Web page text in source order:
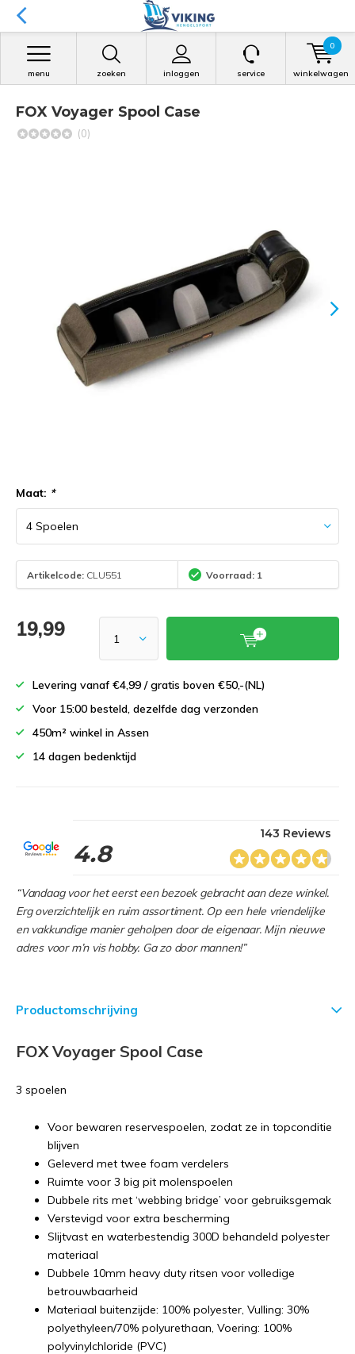
zoeken inloggen
menu service winkelwagen
0
FOX Voyager Spool Case
(0)
Maat: *
Artikelcode: CLU551 Voorraad: 1
19,99
Levering vanaf €4,99 / gratis boven €50,-(NL)
Voor 15:00 besteld, dezelfde dag verzonden
450m² winkel in Assen
14 dagen bedenktijd
4.8
143 Reviews
“Vandaag voor het eerst een bezoek gebracht aan deze winkel.
Erg overzichtelijk en ruim assortiment. Op een hele vriendelijke
en vakkundige manier geholpen door de eigenaar. Mijn nieuwe
adres voor m’n vis hobby. Ga zo door mannen!”
Productomschrijving
FOX Voyager Spool Case
3 spoelen
Voor bewaren reservespoelen, zodat ze in topconditie
blijven
Geleverd met twee foam verdelers
Ruimte voor 3 big pit molenspoelen
Dubbele rits met ‘webbing bridge’ voor gebruiksgemak
Verstevigd voor extra bescherming
Slijtvast en waterbestendig 300D behandeld polyester
materiaal
Dubbele 10mm heavy duty ritsen voor volledige
betrouwbaarheid
Materiaal buitenzijde: 100% polyester, Vulling: 30%
polyethyleen/70% polyurethaan, Voering: 100%
polyvinylchloride (PVC)